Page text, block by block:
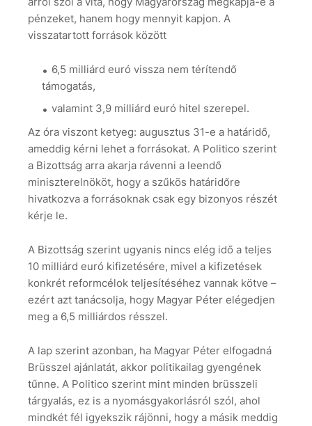
pénzeket, hanem hogy mennyit kapjon. A
visszatartott források között
6,5 milliárd euró vissza nem térítendő
támogatás,
valamint 3,9 milliárd euró hitel szerepel.
Az óra viszont ketyeg: augusztus 31-e a határidő,
ameddig kérni lehet a forrásokat. A Politico szerint
a Bizottság arra akarja rávenni a leendő
miniszterelnököt, hogy a szűkös határidőre
hivatkozva a forrásoknak csak egy bizonyos részét
kérje le.
A Bizottság szerint ugyanis nincs elég idő a teljes
10 milliárd euró kifizetésére, mivel a kifizetések
konkrét reformcélok teljesítéséhez vannak kötve –
ezért azt tanácsolja, hogy Magyar Péter elégedjen
meg a 6,5 milliárdos résszel.
A lap szerint azonban, ha Magyar Péter elfogadná
Brüsszel ajánlatát, akkor politikailag gyengének
tűnne. A Politico szerint mint minden brüsszeli
tárgyalás, ez is a nyomásgyakorlásról szól, ahol
mindkét fél igyekszik rájönni, hogy a másik meddig